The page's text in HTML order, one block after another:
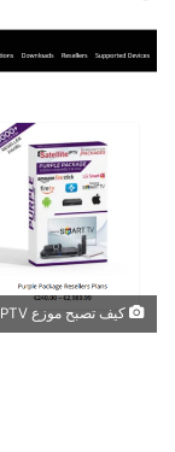
كيف تصبح موزع IPTV: دليل شامل لبدء مشروعك الخاص